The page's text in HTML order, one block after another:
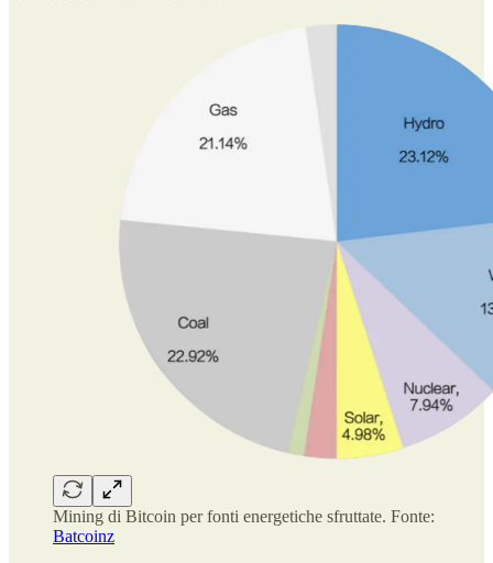
Mining di Bitcoin per fonti energetiche sfruttate. Fonte:
Batcoinz